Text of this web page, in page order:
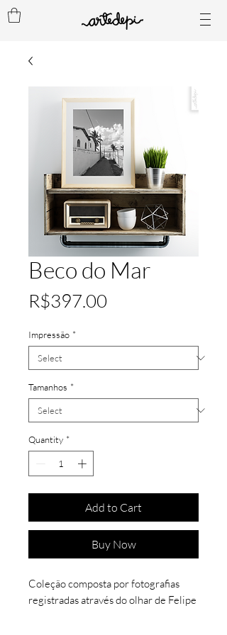
Beco do Mar
R$397.00Price
Impressão *
Tamanhos *
Quantity *
Add to Cart
Buy Now
Coleção composta por fotografias
registradas através do olhar de Felipe